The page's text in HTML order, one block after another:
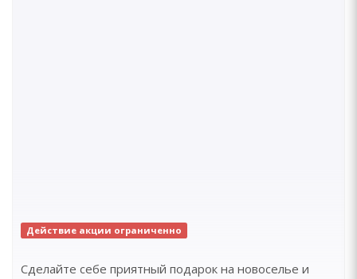
Действие акции ограниченно
Сделайте себе приятный подарок на новоселье и